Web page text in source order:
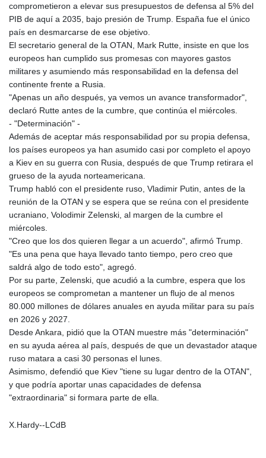
MXN 19.816182
MYR 4.732137
MZN 73.884528
NAD 18.732267
NGN 1574.207318
NIO 42.433118
NPR 175.557514
NZD 1.96081
PAB 1.153056
PEN 3.904873
PGK 5.095641
PHP 70.241488
PKR 320.115879
PLN 4.303664
PYG 6856.089901
RON 5.236955
RSD 117.384082
RUB 95.549993
RWF 1695.516834
SAR 4.329547
SBD 9.325255
SDG 694.270285
SEK 10.959668
SGD 1.478986
SLE 28.426733
SOS 659.000879
SRD 43.779826
comprometieron a elevar sus presupuestos de defensa al 5% del
PIB de aquí a 2035, bajo presión de Trump. España fue el único
país en desmarcarse de ese objetivo.
El secretario general de la OTAN, Mark Rutte, insiste en que los
europeos han cumplido sus promesas con mayores gastos
militares y asumiendo más responsabilidad en la defensa del
continente frente a Rusia.
"Apenas un año después, ya vemos un avance transformador",
declaró Rutte antes de la cumbre, que continúa el miércoles.
- "Determinación" -
Además de aceptar más responsabilidad por su propia defensa,
los países europeos ya han asumido casi por completo el apoyo
a Kiev en su guerra con Rusia, después de que Trump retirara el
grueso de la ayuda norteamericana.
Trump habló con el presidente ruso, Vladimir Putin, antes de la
reunión de la OTAN y se espera que se reúna con el presidente
ucraniano, Volodimir Zelenski, al margen de la cumbre el
miércoles.
"Creo que los dos quieren llegar a un acuerdo", afirmó Trump.
"Es una pena que haya llevado tanto tiempo, pero creo que
saldrá algo de todo esto", agregó.
Por su parte, Zelenski, que acudió a la cumbre, espera que los
europeos se comprometan a mantener un flujo de al menos
80.000 millones de dólares anuales en ayuda militar para su país
en 2026 y 2027.
Desde Ankara, pidió que la OTAN muestre más "determinación"
en su ayuda aérea al país, después de que un devastador ataque
ruso matara a casi 30 personas el lunes.
Asimismo, defendió que Kiev "tiene su lugar dentro de la OTAN",
y que podría aportar unas capacidades de defensa
"extraordinaria" si formara parte de ella.
X.Hardy--LCdB